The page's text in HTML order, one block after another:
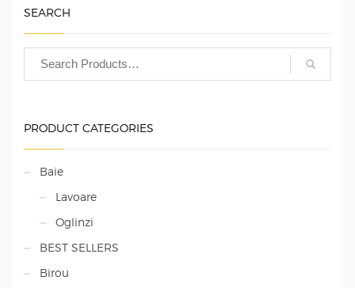
SEARCH
PRODUCT CATEGORIES
Baie
Lavoare
Oglinzi
BEST SELLERS
Birou